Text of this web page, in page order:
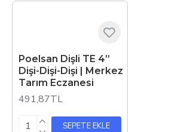
Poelsan Dişli TE 4”
Dişi-Dişi-Dişi | Merkez
Tarım Eczanesi
491,87TL
SEPETE EKLE